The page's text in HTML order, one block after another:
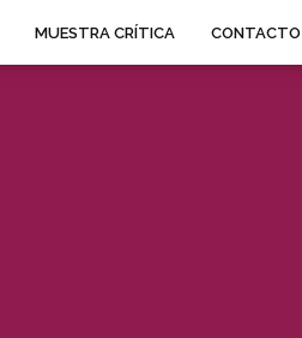
MUESTRA CRÍTICA CONTACTO